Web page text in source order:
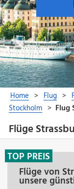
Flüge
Flüge von
unsere
TOP PREIS